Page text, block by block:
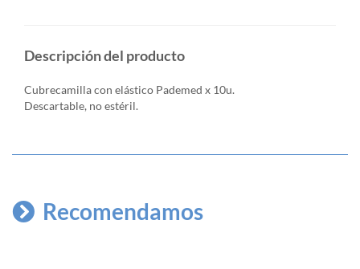
Descripción del producto
Cubrecamilla con elástico Pademed x 10u.
Descartable, no estéril.
Recomendamos